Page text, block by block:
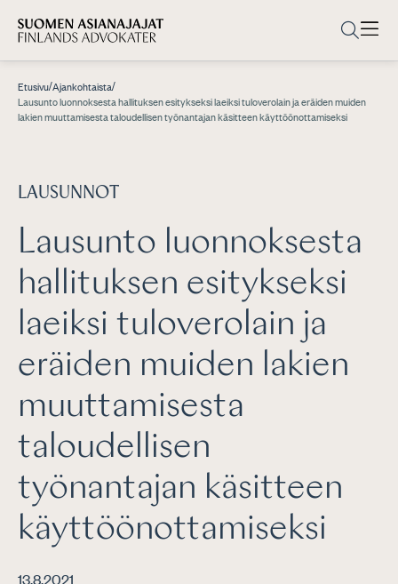
Etusivu/Ajankohtaista/
Lausunto luonnoksesta hallituksen esitykseksi laeiksi tuloverolain ja eräiden muiden
lakien muuttamisesta taloudellisen työnantajan käsitteen käyttöönottamiseksi
LAUSUNNOT
Lausunto luonnoksesta
hallituksen esitykseksi
laeiksi tuloverolain ja
eräiden muiden lakien
muuttamisesta
taloudellisen
työnantajan käsitteen
käyttöönottamiseksi
13.8.2021